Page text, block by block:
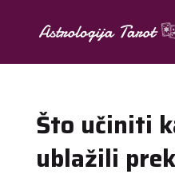
Što učiniti
ublažili